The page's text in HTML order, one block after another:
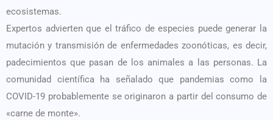
ecosistemas.
Expertos advierten que el tráfico de especies puede generar la
mutación y transmisión de enfermedades zoonóticas, es decir,
padecimientos que pasan de los animales a las personas. La
comunidad científica ha señalado que pandemias como la
COVID-19 probablemente se originaron a partir del consumo de
«carne de monte».